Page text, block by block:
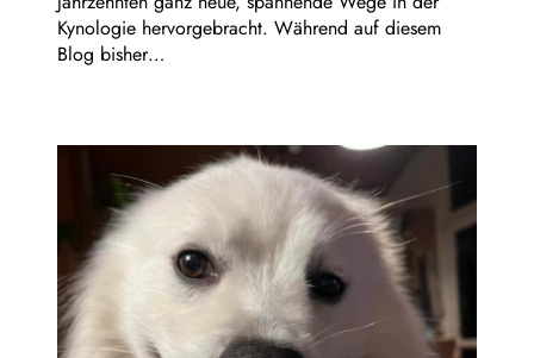
Kynologie hervorgebracht. Während auf diesem
Blog bisher…